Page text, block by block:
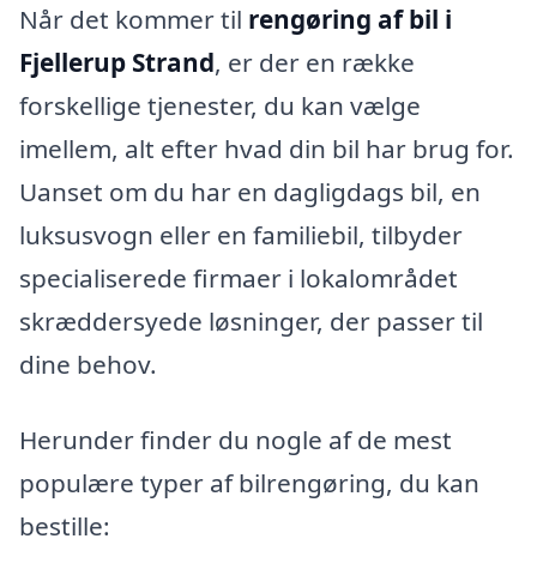
Når det kommer til rengøring af bil i
Fjellerup Strand, er der en række
forskellige tjenester, du kan vælge
imellem, alt efter hvad din bil har brug for.
Uanset om du har en dagligdags bil, en
luksusvogn eller en familiebil, tilbyder
specialiserede firmaer i lokalområdet
skræddersyede løsninger, der passer til
dine behov.
Herunder finder du nogle af de mest
populære typer af bilrengøring, du kan
bestille: